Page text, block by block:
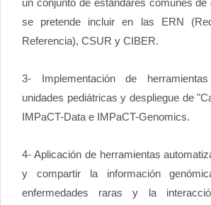
un conjunto de estándares comunes
se pretende incluir en las ERN
Referencia), CSUR y CIBER.
3- Implementación de
unidades pediátricas y despliegue de
IMPaCT-Data e IMPaCT-Genomics.
4- Aplicación de herramientas
y compartir la información
enfermedades raras y la